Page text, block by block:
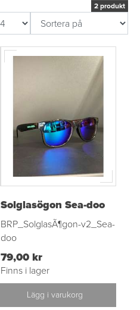
2 produkt
Solglasögon Sea-doo
BRP_SolglasÃ¶gon-v2_Sea-
doo
79,00 kr
Finns i lager
Lägg i varukorg